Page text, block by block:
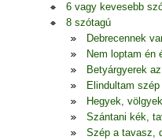
6 vagy kevesebb
8 szótagú
Debrecennek
Nem loptam én
Betyárgyerek
Elindultam szép
Hegyek,
Szántani kék,
Szép a tavasz,